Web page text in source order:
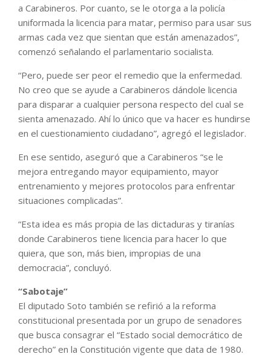
a Carabineros. Por cuanto, se le otorga a la policía
uniformada la licencia para matar, permiso para usar sus
armas cada vez que sientan que están amenazados”,
comenzó señalando el parlamentario socialista.
“Pero, puede ser peor el remedio que la enfermedad.
No creo que se ayude a Carabineros dándole licencia
para disparar a cualquier persona respecto del cual se
sienta amenazado. Ahí lo único que va hacer es hundirse
en el cuestionamiento ciudadano”, agregó el legislador.
En ese sentido, aseguró que a Carabineros “se le
mejora entregando mayor equipamiento, mayor
entrenamiento y mejores protocolos para enfrentar
situaciones complicadas”.
“Esta idea es más propia de las dictaduras y tiranías
donde Carabineros tiene licencia para hacer lo que
quiera, que son, más bien, impropias de una
democracia”, concluyó.
“Sabotaje”
El diputado Soto también se refirió a la reforma
constitucional presentada por un grupo de senadores
que busca consagrar el “Estado social democrático de
derecho” en la Constitución vigente que data de 1980.